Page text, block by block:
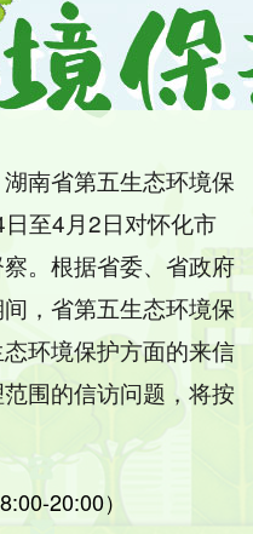
南省第五生态环境保
至4月2日对怀化市
。根据省委、省政府
，省第五生态环境保
环境保护方面的来信
围的信访问题，将按
8:00-20:00）